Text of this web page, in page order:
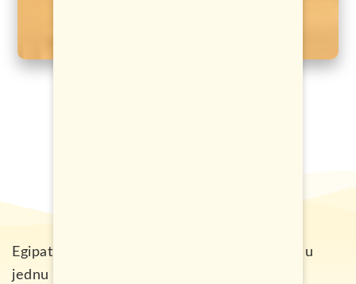
Egipat je smješten na sjeveru Afrike i spada u
jednu od najposjećenijih destinacija crnog